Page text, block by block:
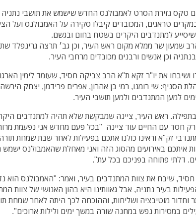
טקס גזירת הסרט לאמבולנס החדש שישמש את תושבי
טראגים, המכובדים קיבלו סקירה על האמבולנס ועל
שיסייע למתנדבים היקרים בשטח בחום ובגשם.
שמעון שר ממלא מקום ראש העיר, וכן גב׳ תרצה גרינפלד
וכן אנשים ורבנים מכובדים מרחבי העיר.
ושיבחו את יו"ר זקא ת"א הרב צביקה חסיד, שעומד לימין
הסניף: שי רומנו, רמי בן אהרון, אפרים פרידמן, יצחק
למען המתנדבים ולמען תושבי העיר.
בתפילה. ראש העיר, ציינה שמבקשת שלא תהיה למתנדבים
חסד עם החיים עוד ציינה "בכל פעם מחדש אני נפעמת
זק"א וראינו כולנו אתכם בפעילות לאחר שבת שמחת
איתכם באירועים מהסוג הזה ואני מאחלת שהאמבולנס ישמש
דלתי פתוחה בפניכם בכל עת".
שיבח את צוות המתנדבים בעיר, ואמר: "האמבולנס הוא
בעיר נתניה, אבל גאוותינו היא בהון האנושי של צוות
וחדור מוטיבציה ושליחות, וההוכחה לכך היתה לאחר שמחת
במסירות נפש במחנה שורה במשך ימים ולילות ארוכים".